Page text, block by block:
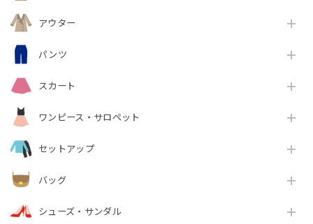
アウター
パンツ
スカート
ワンピース・サロペット
セットアップ
バッグ
シューズ・サンダル